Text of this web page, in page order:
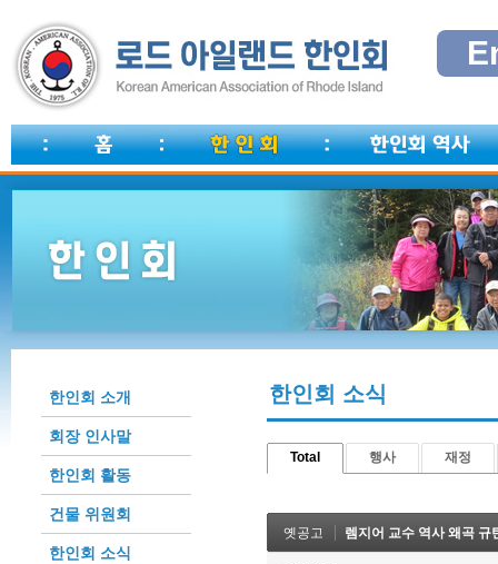
한인회 소개
회장 인사말
한인회 활동
건물 위원회
한인회 소식
한인회 소식
Total 행사 재정
옛공고 렘지어 교수 역사 왜곡 규